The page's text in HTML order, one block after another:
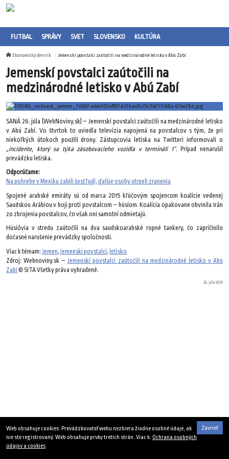
FUTBAL SPRÁVY SVET SLOVENSKO KULTÚRA
Ekonomický denník Jemenskí povstalci zaútočili na medzinárodné letisko v Abú Zabí
Jemenskí povstalci zaútočili na
medzinárodné letisko v Abú Zabí
SANÁ 26. júla (WebNoviny.sk) – Jemenskí povstalci zaútočili na medzinárodné letisko
v Abú Zabí. Vo štvrtok to uviedla televízia napojená na povstalcov s tým, že pri
niekoľkých útokoch použili drony. Zástupcovia letiska na Twitteri informovali o
„incidente, ktorý sa týka zásobovacieho vozidla v termináli 1“. Prípad nenarušil
prevádzku letiska.
Odporúčame:
Na pohrebe v Mexiku zabili šesť ľudí, ďalšie osoby utrpeli zranenia
Spojené arabské emiráty sú od marca 2015 kľúčovým spojencom koalície vedenej
Saudskou Arábiou v boji proti povstalcom – húsíom. Koalícia opakovane obvinila Irán
zo zbrojenia povstalcov, čo však oni samotní odmietajú.
Húsióvia v stredu zaútočili na dva saudskoarabské ropné tankery, čo zapríčinilo
dočasné narušenie prevádzky spoločnosti.
Viac k témam: Jemen, jemenski povstalci, letisko
Zdroj: Webnoviny.sk – Jemenskí povstalci zaútočili na medzinárodné letisko v Abú
Zabí© SITA Všetky práva vyhradené.
26. júla 2018
Zavrieť
Web obsahuje cookies. Prevádzkovateľ webu nezbiera žiadne osobné údaje, ak
nie ste registrovaný. Web obsahuje prvky tretích strán. Viac k: Ochrana osobných
údajov a cookies